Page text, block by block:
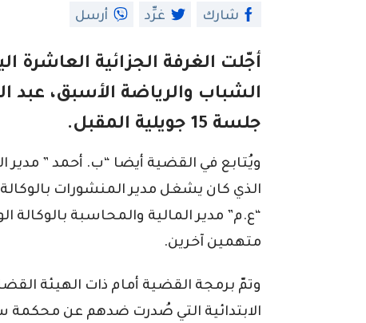
شارك غرِّد أرسل
أجّلت الغرفة الجزائية العاشرة
جلسة 15 جويلية المقبل.
ويُتابع في القضية أيضا “ب. أحمد ” مدير
الذي كان يشغل مدير المنشورات
“ع.م” مدير المالية والمحاسبة بالوكالة
متهمين آخرين.
وتمّ برمجة القضية أمام ذات الهيئة
الابتدائية التي صُدرت ضدهم عن محكمة